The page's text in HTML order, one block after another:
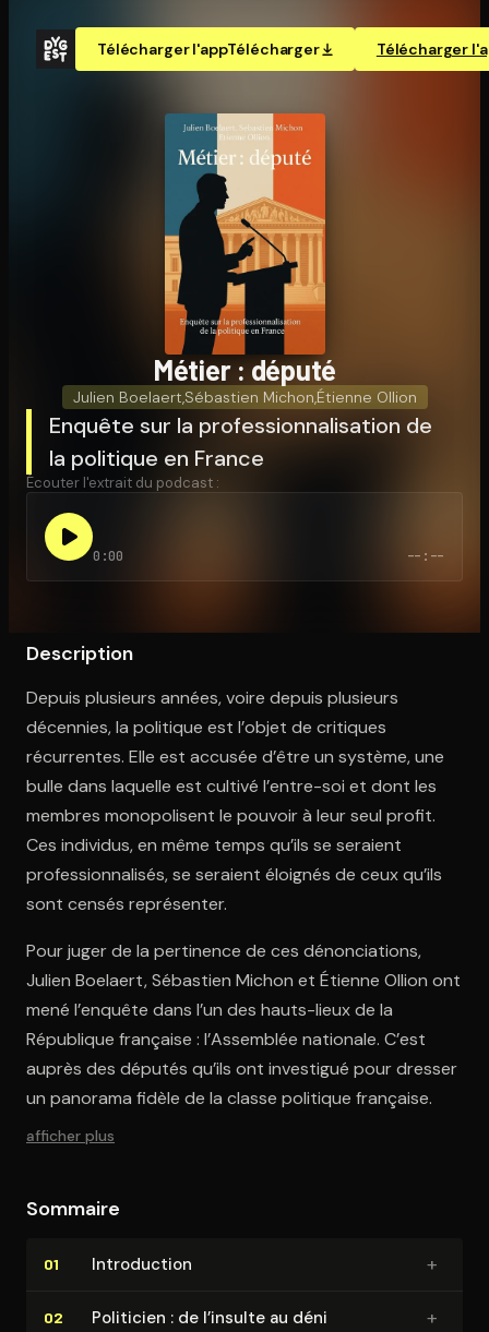
Télécharger l'appTélécharger Télécharger
Ouvre l'app Appareil photo, pointe sur le code. C'est gratuit à
Métier : député
Julien Boelaert Sébastien Michon Étienne Ollion
Enquête sur la professionnalisation de
la politique en France
Écouter l'extrait du podcast :
0:00 --:--
Description
Depuis plusieurs années, voire depuis plusieurs
décennies, la politique est l’objet de critiques
récurrentes. Elle est accusée d’être un système, une
bulle dans laquelle est cultivé l’entre-soi et dont les
membres monopolisent le pouvoir à leur seul profit.
Ces individus, en même temps qu’ils se seraient
professionnalisés, se seraient éloignés de ceux qu’ils
sont censés représenter.
Pour juger de la pertinence de ces dénonciations,
Julien Boelaert, Sébastien Michon et Étienne Ollion ont
mené l’enquête dans l’un des hauts-lieux de la
République française : l’Assemblée nationale. C’est
auprès des députés qu’ils ont investigué pour dresser
un panorama fidèle de la classe politique française.
afficher plus
Sommaire
01 In­tro­duc­tion +
02 Politicien : de l’insulte au déni +